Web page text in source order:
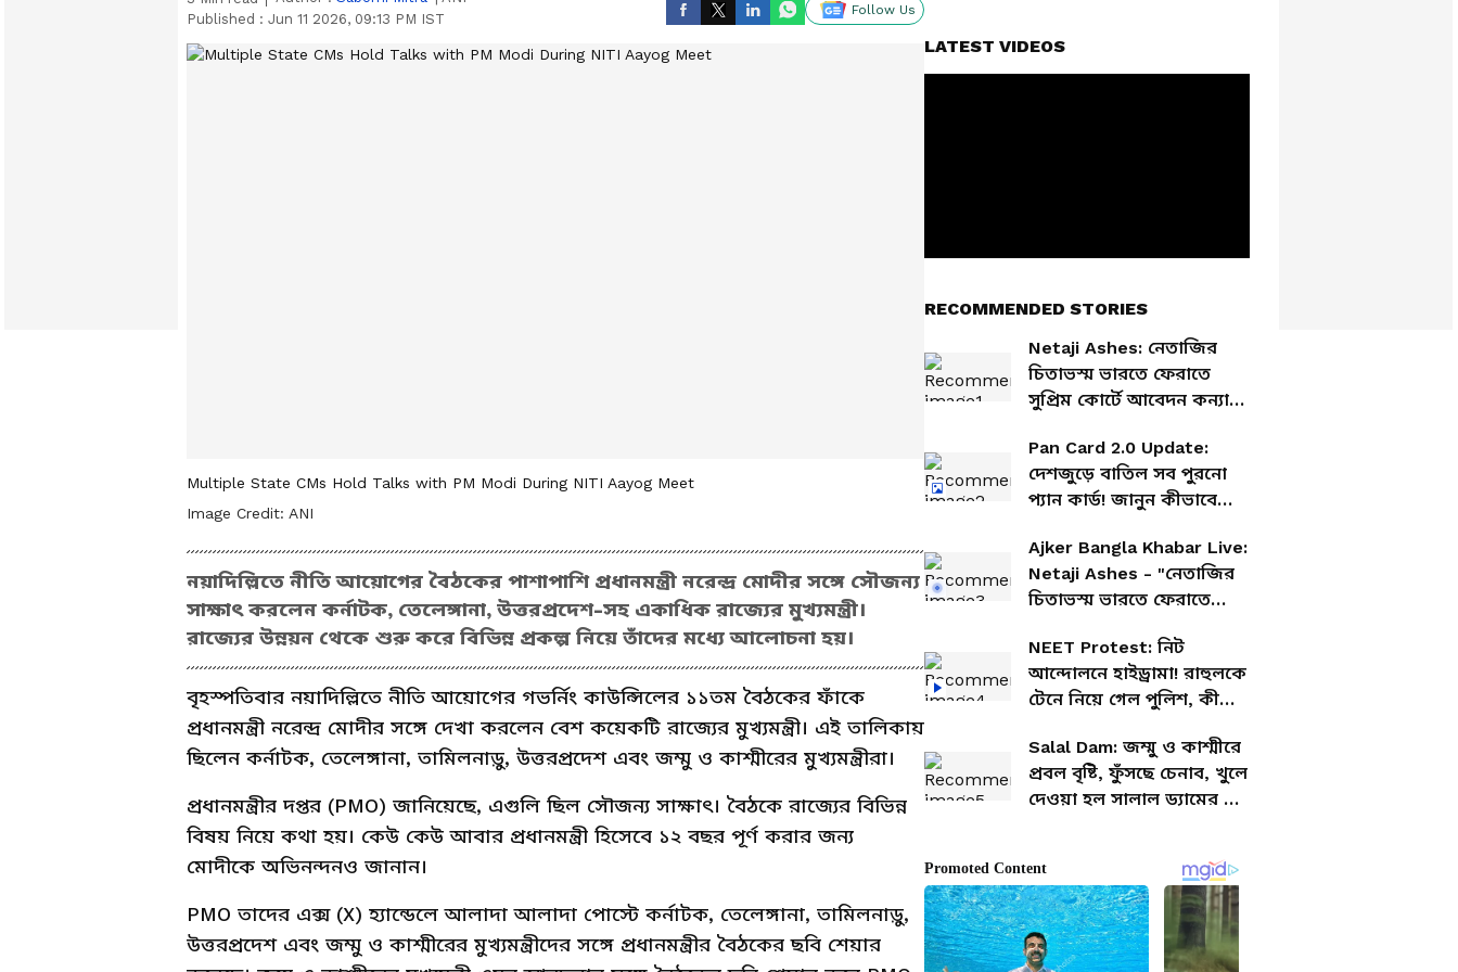
Published : Jun 11 2026, 09:13 PM IST
Follow Us
Multiple State CMs Hold Talks with PM Modi During NITI Aayog Meet
Image Credit: ANI
নয়াদিল্লিতে নীতি আয়োগের বৈঠকের পাশাপাশি প্রধানমন্ত্রী নরেন্দ্র মোদীর সঙ্গে সৌজন্য
সাক্ষাৎ করলেন কর্নাটক, তেলেঙ্গানা, উত্তরপ্রদেশ-সহ একাধিক রাজ্যের মুখ্যমন্ত্রী।
রাজ্যের উন্নয়ন থেকে শুরু করে বিভিন্ন প্রকল্প নিয়ে তাঁদের মধ্যে আলোচনা হয়।
বৃহস্পতিবার নয়াদিল্লিতে নীতি আয়োগের গভর্নিং কাউন্সিলের ১১তম বৈঠকের ফাঁকে
প্রধানমন্ত্রী নরেন্দ্র মোদীর সঙ্গে দেখা করলেন বেশ কয়েকটি রাজ্যের মুখ্যমন্ত্রী। এই তালিকায়
ছিলেন কর্নাটক, তেলেঙ্গানা, তামিলনাড়ু, উত্তরপ্রদেশ এবং জম্মু ও কাশ্মীরের মুখ্যমন্ত্রীরা।
প্রধানমন্ত্রীর দপ্তর (PMO) জানিয়েছে, এগুলি ছিল সৌজন্য সাক্ষাৎ। বৈঠকে রাজ্যের বিভিন্ন
বিষয় নিয়ে কথা হয়। কেউ কেউ আবার প্রধানমন্ত্রী হিসেবে ১২ বছর পূর্ণ করার জন্য
মোদীকে অভিনন্দনও জানান।
PMO তাদের এক্স (X) হ্যান্ডেলে আলাদা আলাদা পোস্টে কর্নাটক, তেলেঙ্গানা, তামিলনাড়ু,
উত্তরপ্রদেশ এবং জম্মু ও কাশ্মীরের মুখ্যমন্ত্রীদের সঙ্গে প্রধানমন্ত্রীর বৈঠকের ছবি শেয়ার
LATEST VIDEOS
RECOMMENDED STORIES
Netaji Ashes: নেতাজির
চিতাভস্ম ভারতে ফেরাতে
সুপ্রিম কোর্টে আবেদন কন্যার,
Pan Card 2.0 Update:
দেশজুড়ে বাতিল সব পুরনো
প্যান কার্ড! জানুন কীভাবে
কার্ড
Ajker Bangla Khabar Live:
Netaji Ashes - "নেতাজির
চিতাভস্ম ভারতে ফেরাতে
নতুন করে জোরালো বিতর্ক!
NEET Protest: নিট
আন্দোলনে হাইড্রামা! রাহুলকে
টেনে নিয়ে গেল পুলিশ, কী
বিজেপ
Salal Dam: জম্মু ও কাশ্মীরে
প্রবল বৃষ্টি, ফুঁসছে চেনাব, খুলে
দেওয়া হল সালাল ড্যামের সব